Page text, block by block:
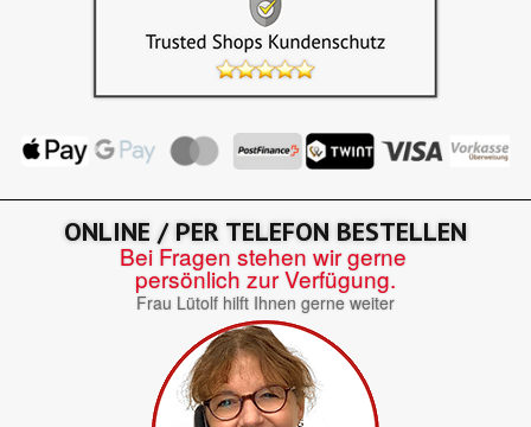
ONLINE / PER TELEFON BESTELLEN
Bei Fragen stehen wir gerne
persönlich zur Verfügung.
Frau Lütolf hilft Ihnen gerne weiter